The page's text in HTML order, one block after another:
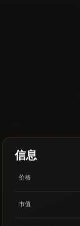
信息
价格
市值